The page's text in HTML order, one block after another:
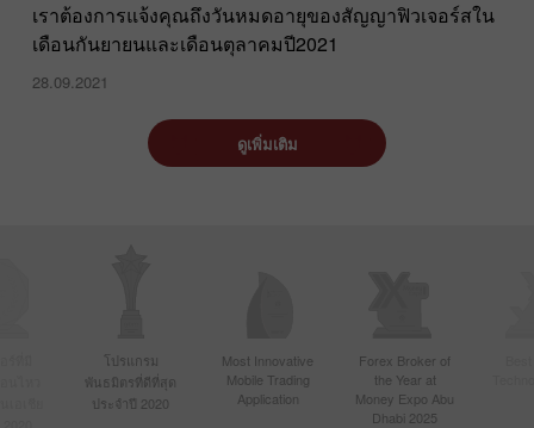
เราต้องการแจ้งคุณถึงวันหมดอายุของสัญญาฟิวเจอร์สใน
เดือนกันยายนและเดือนตุลาคมปี2021
28.09.2021
ดูเพิ่มเติม
โปรแกรม
พันธมิตรที่ดีที่สุด
ประจำปี 2020
Most Innovative
Mobile Trading
Application
Forex Broker of
the Year at
Money Expo Abu
Dhabi 2025